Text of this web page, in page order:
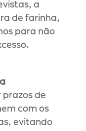
a
de farinha,
para não
prazos de
com os
evitando